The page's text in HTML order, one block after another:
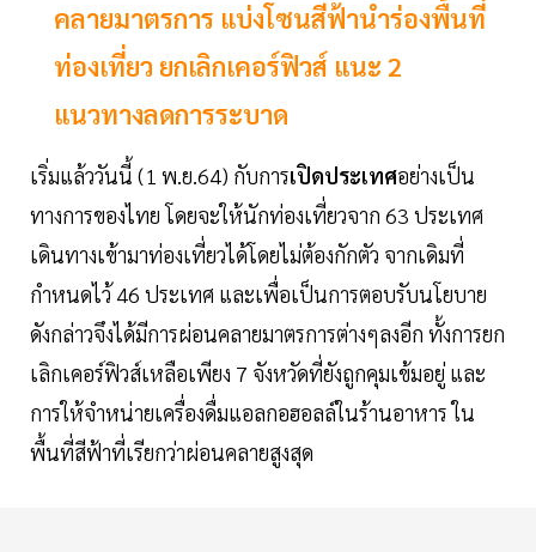
คลายมาตรการ แบ่งโซนสีฟ้านำร่องพื้นที่
ท่องเที่ยว ยกเลิกเคอร์ฟิวส์ แนะ 2
แนวทางลดการระบาด
เริ่มแล้ววันนี้ (1 พ.ย.64) กับการเปิดประเทศอย่างเป็น
ทางการของไทย โดยจะให้นักท่องเที่ยวจาก 63 ประเทศ
เดินทางเข้ามาท่องเที่ยวได้โดยไม่ต้องกักตัว จากเดิมที่
กำหนดไว้ 46 ประเทศ และเพื่อเป็นการตอบรับนโยบาย
ดังกล่าวจึงได้มีการผ่อนคลายมาตรการต่างๆลงอีก ทั้งการยก
เลิกเคอร์ฟิวส์เหลือเพียง 7 จังหวัดที่ยังถูกคุมเข้มอยู่ และ
การให้จำหน่ายเครื่องดื่มแอลกอฮอลล์ในร้านอาหาร ใน
พื้นที่สีฟ้าที่เรียกว่าผ่อนคลายสูงสุด